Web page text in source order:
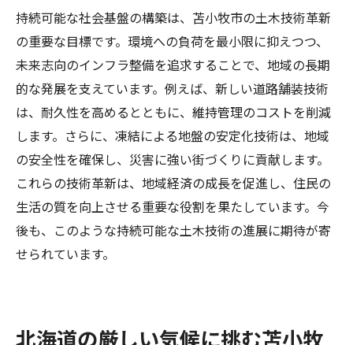
持続可能な社会基盤の構築は、苫小牧市の土木技術革新
の重要な目標です。環境への負荷を最小限に抑えつつ、
未来志向のインフラ整備を追求することで、地域の長期
的な発展を支えています。例えば、新しい道路舗装技術
は、耐久性を高めるとともに、維持管理のコストを削減
します。さらに、凍結による地盤の安定化技術は、地域
の安全性を確保し、災害に強い街づくりに貢献します。
これらの技術革新は、地域経済の成長を促進し、住民の
生活の質を向上させる重要な役割を果たしています。今
後も、このような持続可能な土木技術の進展に期待が寄
せられています。
北海道の厳しい気候に挑む苫小牧